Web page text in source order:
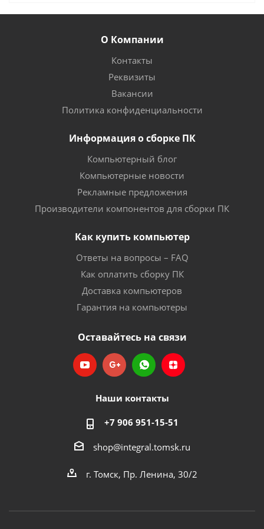
О Компании
Контакты
Реквизиты
Вакансии
Политика конфиденциальности
Информация о сборке ПК
Компьютерный блог
Компьютерные новости
Рекламные предложения
Производители компонентов для сборки ПК
Как купить компьютер
Ответы на вопросы – FAQ
Как оплатить сборку ПК
Доставка компьютеров
Гарантия на компьютеры
Оставайтесь на связи
Наши контакты
+7 906 951-15-51
shop@integral.tomsk.ru
г. Томск, Пр. Ленина, 30/2